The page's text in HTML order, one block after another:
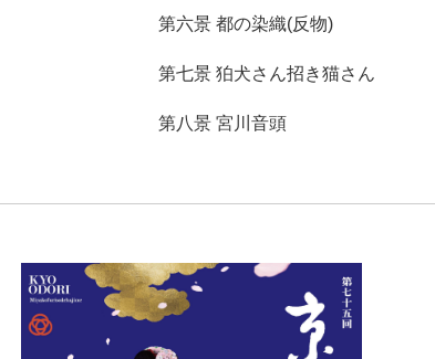
第六景 都の染織(反物)
第七景 狛犬さん招き猫さん
第八景 宮川音頭